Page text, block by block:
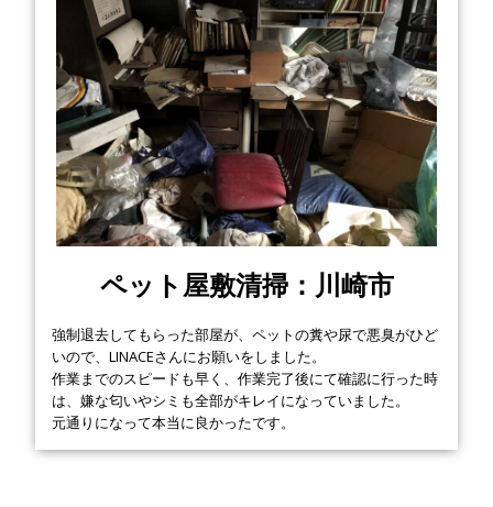
ペット屋敷清掃：川崎市
強制退去してもらった部屋が、ペットの糞や尿で悪臭がひど
いので、LINACEさんにお願いをしました。
作業までのスピードも早く、作業完了後にて確認に行った時
は、嫌な匂いやシミも全部がキレイになっていました。
元通りになって本当に良かったです。